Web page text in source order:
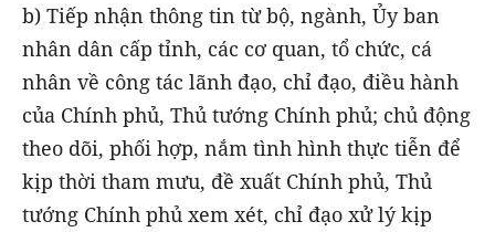
b) Tiếp nhận thông tin từ bộ, ngành, Ủy ban
nhân dân cấp tỉnh, các cơ quan, tổ chức, cá
nhân về công tác lãnh đạo, chỉ đạo, điều hành
của Chính phủ, Thủ tướng Chính phủ; chủ động
theo dõi, phối hợp, nắm tình hình thực tiễn để
kịp thời tham mưu, đề xuất Chính phủ, Thủ
tướng Chính phủ xem xét, chỉ đạo xử lý kịp